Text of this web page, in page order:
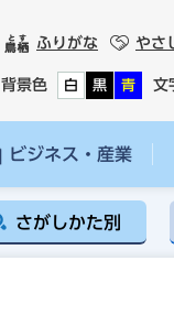
ふりがな やさ
背景色 白 黒 青 文
ビジネス・産業
さがしかた別